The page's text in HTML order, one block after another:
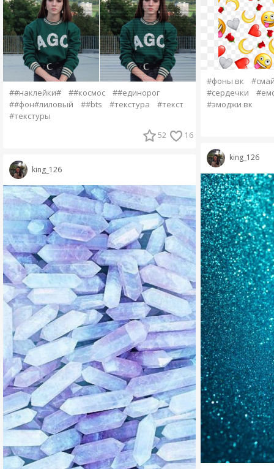
##наклейки# ##космос
##единорог
##фон#лиловый
##bts #текстура
#текст
#текстуры
52 16
king_126
#фоны вк
#сердечки
#эмоджи вк
king_126